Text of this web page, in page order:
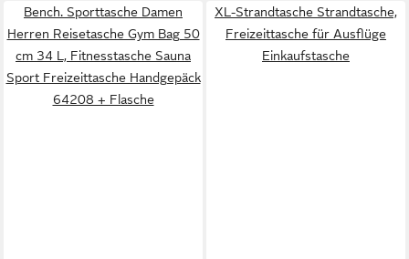
Bench. Sporttasche Damen
Herren Reisetasche Gym Bag 50
cm 34 L, Fitnesstasche Sauna
Sport Freizeittasche Handgepäck
64208 + Flasche
XL-Strandtasche Strandtasche,
Freizeittasche für Ausflüge
Einkaufstasche